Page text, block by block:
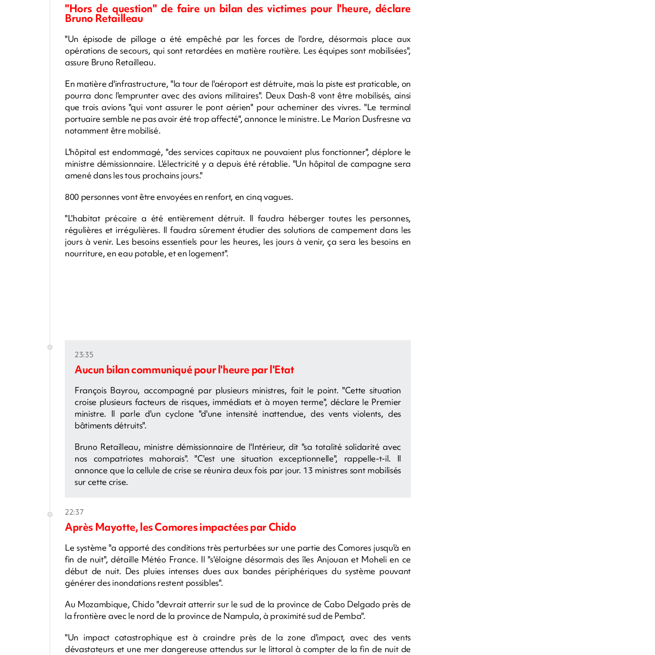
"Hors de question" de faire un bilan des victimes pour l'heure, déclare
Bruno Retailleau
"Un épisode de pillage a été empêché par les forces de l'ordre, désormais place aux
opérations de secours, qui sont retardées en matière routière. Les équipes sont mobilisées",
assure Bruno Retailleau.
En matière d'infrastructure, "la tour de l'aéroport est détruite, mais la piste est praticable, on
pourra donc l'emprunter avec des avions militaires". Deux Dash-8 vont être mobilisés, ainsi
que trois avions "qui vont assurer le pont aérien" pour acheminer des vivres. "Le terminal
portuaire semble ne pas avoir été trop affecté", annonce le ministre. Le Marion Dusfresne va
notamment être mobilisé.
L'hôpital est endommagé, "des services capitaux ne pouvaient plus fonctionner", déplore le
ministre démissionnaire. L'électricité y a depuis été rétablie. "Un hôpital de campagne sera
amené dans les tous prochains jours."
800 personnes vont être envoyées en renfort, en cinq vagues.
"L'habitat précaire a été entièrement détruit. Il faudra héberger toutes les personnes,
régulières et irrégulières. Il faudra sûrement étudier des solutions de campement dans les
jours à venir. Les besoins essentiels pour les heures, les jours à venir, ça sera les besoins en
nourriture, en eau potable, et en logement".
23:35
Aucun bilan communiqué pour l'heure par l'Etat
François Bayrou, accompagné par plusieurs ministres, fait le point. "Cette situation
croise plusieurs facteurs de risques, immédiats et à moyen terme", déclare le Premier
ministre. Il parle d'un cyclone "d'une intensité inattendue, des vents violents, des
bâtiments détruits".
Bruno Retailleau, ministre démissionnaire de l'Intérieur, dit "sa totalité solidarité avec
nos compatriotes mahorais". "C'est une situation exceptionnelle", rappelle-t-il. Il
annonce que la cellule de crise se réunira deux fois par jour. 13 ministres sont mobilisés
sur cette crise.
22:37
Après Mayotte, les Comores impactées par Chido
Le système "a apporté des conditions très perturbées sur une partie des Comores jusqu'à en
fin de nuit", détaille Météo France. Il "s'éloigne désormais des îles Anjouan et Moheli en ce
début de nuit. Des pluies intenses dues aux bandes périphériques du système pouvant
générer des inondations restent possibles".
Au Mozambique, Chido "devrait atterrir sur le sud de la province de Cabo Delgado près de
la frontière avec le nord de la province de Nampula, à proximité sud de Pemba".
"Un impact catastrophique est à craindre près de la zone d'impact, avec des vents
dévastateurs et une mer dangereuse attendus sur le littoral à compter de la fin de nuit de